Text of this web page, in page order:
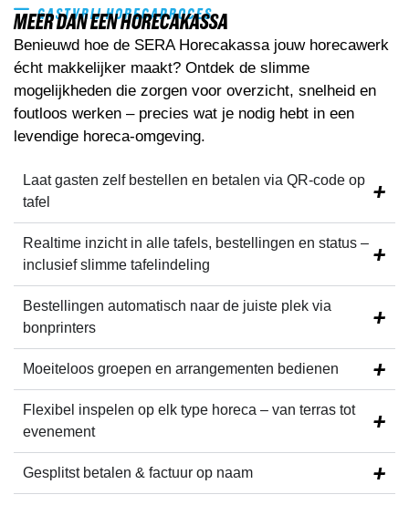
GASTVRIJ HORECAPROCES
MEER DAN EEN HORECAKASSA
Benieuwd hoe de SERA Horecakassa jouw horecawerk
écht makkelijker maakt? Ontdek de slimme
mogelijkheden die zorgen voor overzicht, snelheid en
foutloos werken – precies wat je nodig hebt in een
levendige horeca-omgeving.
Laat gasten zelf bestellen en betalen via QR-code op
tafel
Realtime inzicht in alle tafels, bestellingen en status –
inclusief slimme tafelindeling
Bestellingen automatisch naar de juiste plek via
bonprinters
Moeiteloos groepen en arrangementen bedienen
Flexibel inspelen op elk type horeca – van terras tot
evenement
Gesplitst betalen & factuur op naam